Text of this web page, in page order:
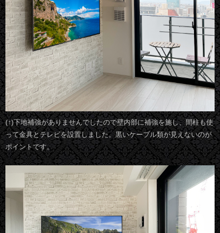
(↑)下地補強がありませんでしたので壁内部に補強を施し、間柱も使
って金具とテレビを設置しました。黒いケーブル類が見えないのが
ポイントです。